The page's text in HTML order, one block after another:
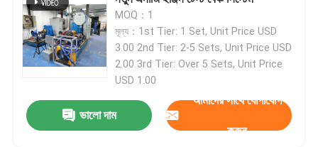
MOQ：1
মূল্য：1st Tier: 1 Set, Unit Price USD
3.00 2nd Tier: 2-5 Sets, Unit Price USD
2.00 3rd Tier: Over 5 Sets, Unit Price
USD 1.00
ভালো দাম
আমাদের সাথে যোগাযোগ
করুন